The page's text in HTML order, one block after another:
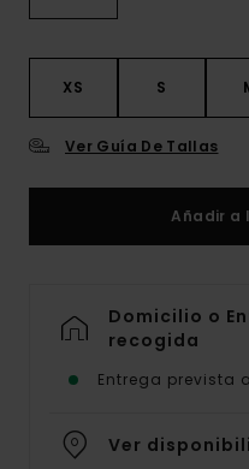
XS S
Ver Guía De Tallas
Añadir a
Domicilio o
recogida
Entrega prevista
Ver